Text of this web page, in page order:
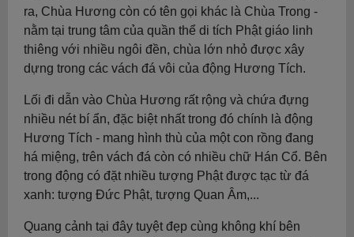
ra, Chùa Hương còn có tên gọi khác là Chùa Trong -
nằm tại trung tâm của quần thể di tích Phật giáo linh
thiêng với nhiều ngôi đền, chùa lớn nhỏ được xây
dựng trong các vách đá vôi của động Hương Tích.
Lối đi dẫn vào Chùa Hương rất rộng và chứa đựng
nhiều nét bí ẩn, đặc biệt nhất trong đó chính là động
Hương Tích - mang hình thù của một con rồng đang
há miệng, trên vách đá còn có nhiều chữ Hán Cổ. Bên
trong động có đặt nhiều tượng Phật được tạc từ đá
xanh: tượng Đức Phật, tượng Quan Âm,...
Quang cảnh tại đây tuyệt đẹp cùng không khí bên